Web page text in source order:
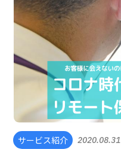
サービス紹介 2020.08.31